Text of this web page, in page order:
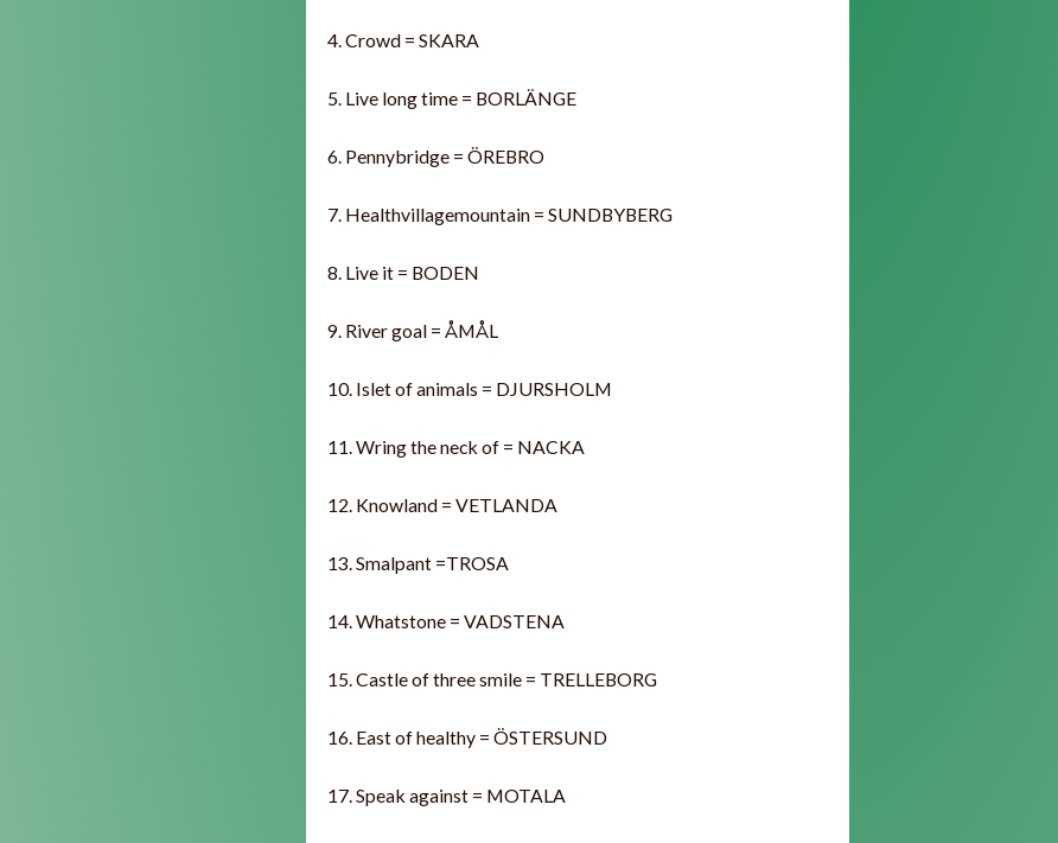
4. Crowd = SKARA
5. Live long time = BORLÄNGE
6. Pennybridge = ÖREBRO
7. Healthvillagemountain = SUNDBYBERG
8. Live it = BODEN
9. River goal = ÅMÅL
10. Islet of animals = DJURSHOLM
11. Wring the neck of = NACKA
12. Knowland = VETLANDA
13. Smalpant =TROSA
14. Whatstone = VADSTENA
15. Castle of three smile = TRELLEBORG
16. East of healthy = ÖSTERSUND
17. Speak against = MOTALA